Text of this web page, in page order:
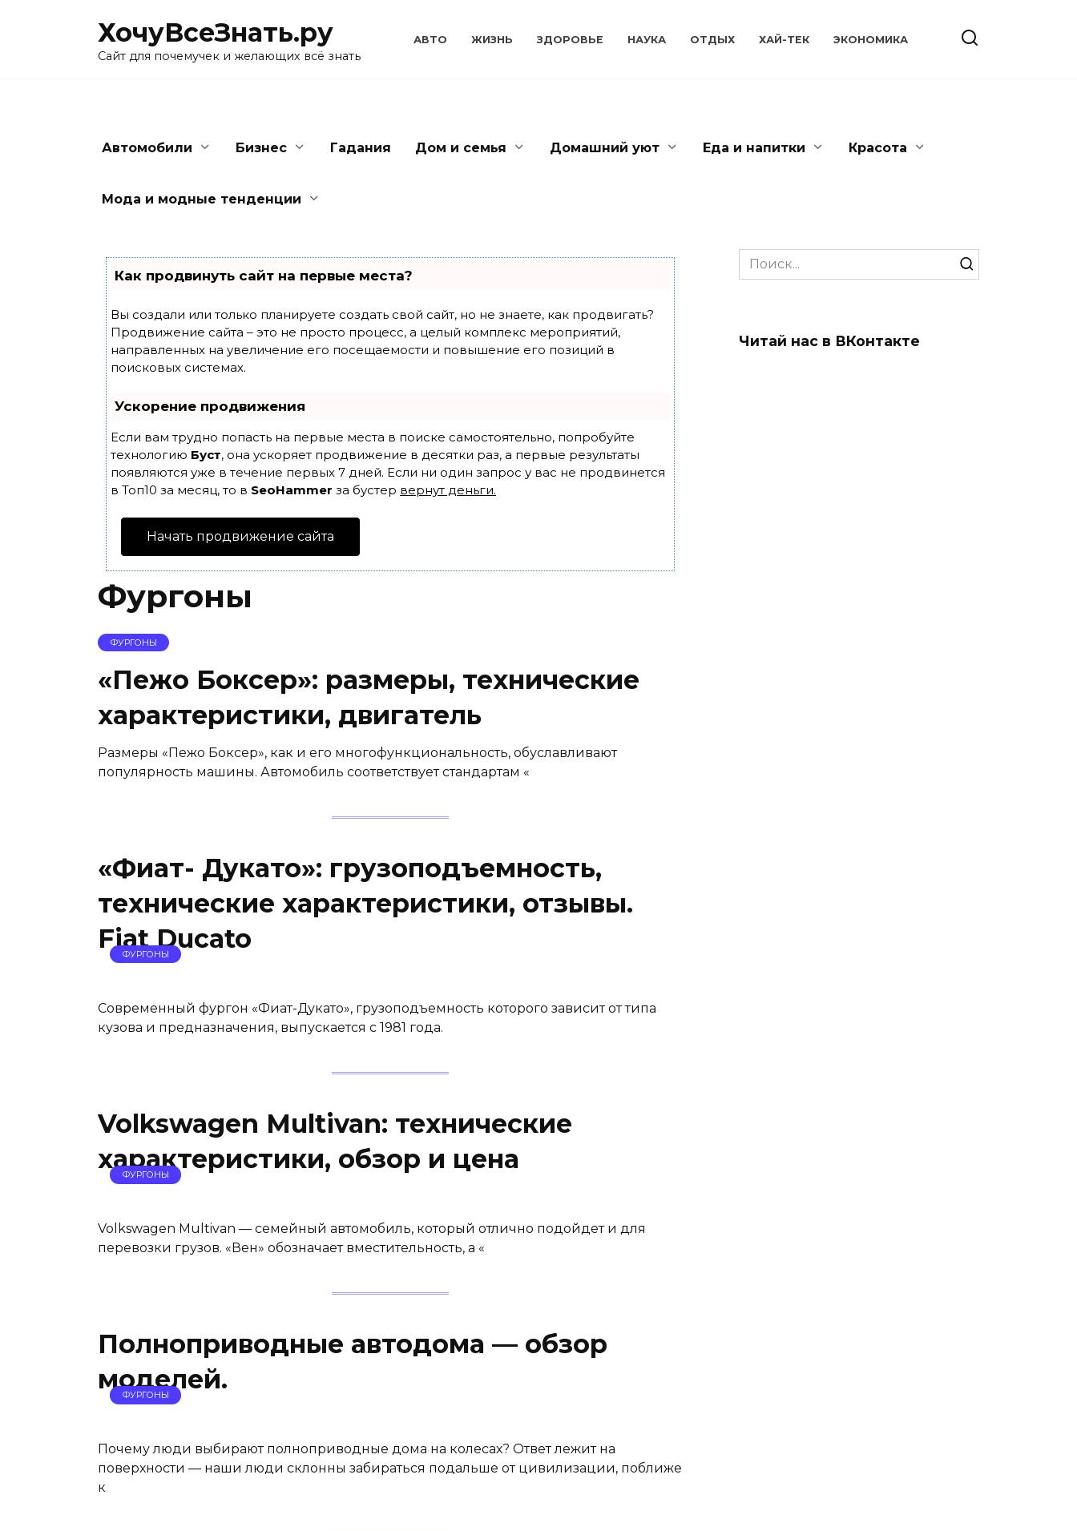
ХочуВсеЗнать.ру
Сайт для почемучек и желающих всё знать
АВТО ЖИЗНЬ ЗДОРОВЬЕ НАУКА ОТДЫХ ХАЙ-ТЕК ЭКОНОМИКА
Автомобили Бизнес Гадания Дом и семья Домашний уют Еда и напитки Красота
Мода и модные тенденции
Как продвинуть сайт на первые места?
Вы создали или только планируете создать свой сайт, но не знаете, как продвигать?
Продвижение сайта – это не просто процесс, а целый комплекс мероприятий,
направленных на увеличение его посещаемости и повышение его позиций в
поисковых системах.
Ускорение продвижения
Если вам трудно попасть на первые места в поиске самостоятельно, попробуйте
технологию Буст, она ускоряет продвижение в десятки раз, а первые результаты
появляются уже в течение первых 7 дней. Если ни один запрос у вас не продвинется
в Топ10 за месяц, то в SeoHammer за бустер вернут деньги.
Начать продвижение сайта
Фургоны
ФУРГОНЫ
«Пежо Боксер»: размеры, технические
характеристики, двигатель
Размеры «Пежо Боксер», как и его многофункциональность, обуславливают
популярность машины. Автомобиль соответствует стандартам «
«Фиат- Дукато»: грузоподъемность,
технические характеристики, отзывы.
Fiat Ducato
ФУРГОНЫ
Современный фургон «Фиат-Дукато», грузоподъемность которого зависит от типа
кузова и предназначения, выпускается с 1981 года.
Volkswagen Multivan: технические
характеристики, обзор и цена
ФУРГОНЫ
Volkswagen Multivan — семейный автомобиль, который отлично подойдет и для
перевозки грузов. «Вен» обозначает вместительность, а «
Полноприводные автодома — обзор
моделей.
ФУРГОНЫ
Почему люди выбирают полноприводные дома на колесах? Ответ лежит на
поверхности — наши люди склонны забираться подальше от цивилизации, поближе
к
Search
for:
Читай нас в ВКонтакте